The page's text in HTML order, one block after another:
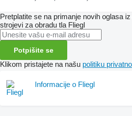
Pretplatite se na primanje novih oglasa
strojevi za obradu tla Fliegl
Potpišite se
Klikom pristajete na našu politiku
Informacije o Fliegl